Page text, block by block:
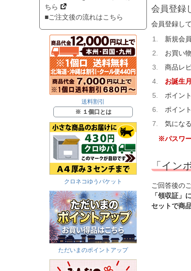
ちら
■ご注文後の流れはこちら
送料割引
※ １個口とは
クロネコゆうパケット
ただいまのポイントアップ
会員登録
会員登録し
新規会
お買い
商品レ
お誕生
ポイン
ポイン
気にな
※パスワー
「イン
ご回答後の
「領収証」
セットで商